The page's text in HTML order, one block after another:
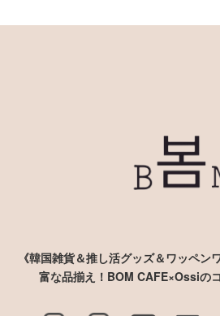
《韓国雑貨＆推し活グッズ＆ワッペン
富な品揃え！BOM CAFE×Ossiの